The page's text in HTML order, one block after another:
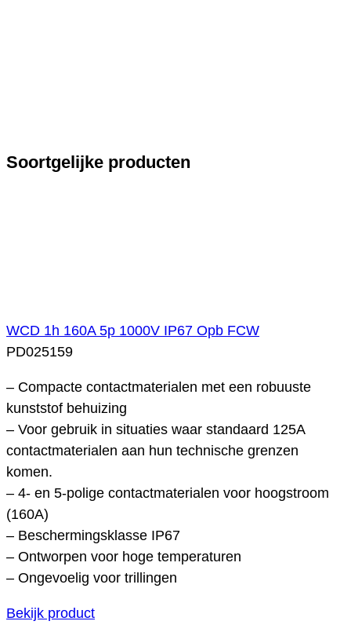
Soortgelijke producten
WCD 1h 160A 5p 1000V IP67 Opb FCW
PD025159
– Compacte contactmaterialen met een robuuste
kunststof behuizing
– Voor gebruik in situaties waar standaard 125A
contactmaterialen aan hun technische grenzen
komen.
– 4- en 5-polige contactmaterialen voor hoogstroom
(160A)
– Beschermingsklasse IP67
– Ontworpen voor hoge temperaturen
– Ongevoelig voor trillingen
Bekijk product